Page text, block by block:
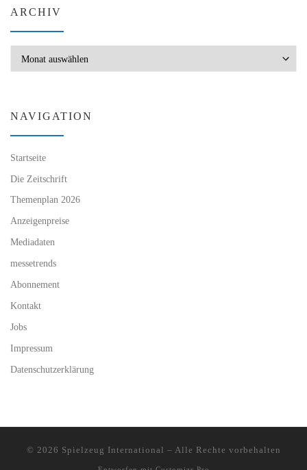
ARCHIV
NAVIGATION
Startseite
Die Zeitschrift
Themenplan 2026
Anzeigenpreise
Mediadaten
messetrends
Abonnement
Kontakt
Jobs
Impressum
Datenschutzerklärung
© 2026 Spielzeug International – Alle Rechte vorbehalten